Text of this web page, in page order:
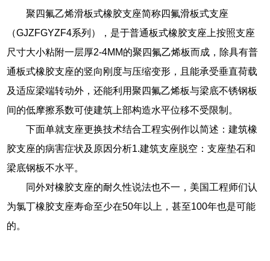
聚四氟乙烯滑板式橡胶支座简称四氟滑板式支座
（GJZFGYZF4系列），是于普通板式橡胶支座上按照支座
尺寸大小粘附一层厚2-4MM的聚四氟乙烯板而成，除具有普
通板式橡胶支座的竖向刚度与压缩变形，且能承受垂直荷载
及适应梁端转动外，还能利用聚四氟乙烯板与梁底不锈钢板
间的低摩擦系数可使建筑上部构造水平位移不受限制。
下面单就支座更换技术结合工程实例作以简述：建筑橡
胶支座的病害症状及原因分析1.建筑支座脱空：支座垫石和
梁底钢板不水平。
同外对橡胶支座的耐久性说法也不一，美国工程师们认
为氯丁橡胶支座寿命至少在50年以上，甚至100年也是可能
的。